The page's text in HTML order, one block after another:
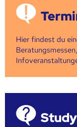
Hier findest du